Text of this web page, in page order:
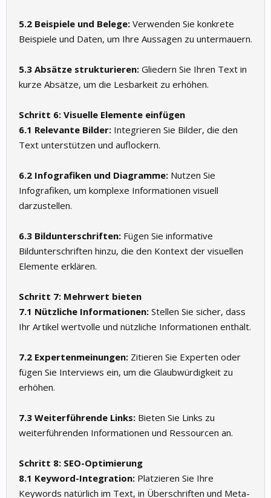
5.2 Beispiele und Belege: Verwenden Sie konkrete
Beispiele und Daten, um Ihre Aussagen zu untermauern.
5.3 Absätze strukturieren: Gliedern Sie Ihren Text in
kurze Absätze, um die Lesbarkeit zu erhöhen.
Schritt 6: Visuelle Elemente einfügen
6.1 Relevante Bilder: Integrieren Sie Bilder, die den
Text unterstützen und auflockern.
6.2 Infografiken und Diagramme: Nutzen Sie
Infografiken, um komplexe Informationen visuell
darzustellen.
6.3 Bildunterschriften: Fügen Sie informative
Bildunterschriften hinzu, die den Kontext der visuellen
Elemente erklären.
Schritt 7: Mehrwert bieten
7.1 Nützliche Informationen: Stellen Sie sicher, dass
Ihr Artikel wertvolle und nützliche Informationen enthält.
7.2 Expertenmeinungen: Zitieren Sie Experten oder
fügen Sie Interviews ein, um die Glaubwürdigkeit zu
erhöhen.
7.3 Weiterführende Links: Bieten Sie Links zu
weiterführenden Informationen und Ressourcen an.
Schritt 8: SEO-Optimierung
8.1 Keyword-Integration: Platzieren Sie Ihre
Keywords natürlich im Text, in Überschriften und Meta-